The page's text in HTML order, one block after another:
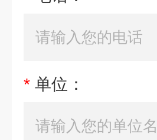
* 单位：